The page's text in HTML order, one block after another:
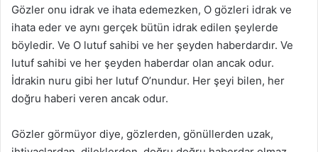
Gözler onu idrak ve ihata edemezken, O gözleri idrak ve
ihata eder ve aynı gerçek bütün idrak edilen şeylerde
böyledir. Ve O lutuf sahibi ve her şeyden haberdardır. Ve
lutuf sahibi ve her şeyden haberdar olan ancak odur.
İdrakin nuru gibi her lutuf O’nundur. Her şeyi bilen, her
doğru haberi veren ancak odur.
Gözler görmüyor diye, gözlerden, gönüllerden uzak,